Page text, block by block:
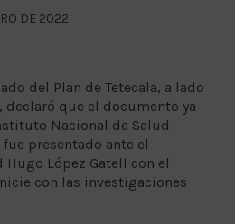
DE 2022
del Plan de Tetecala, a lado
que el documento ya
Nacional de Salud
presentado ante el
López Gatell con el
con las investigaciones